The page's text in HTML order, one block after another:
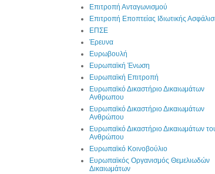
Επιτροπή Ανταγωνισμού
Επιτροπή Εποπτείας Ιδιωτικής
ΕΠΣΕ
Έρευνα
Ευρωβουλή
Ευρωπαϊκή Ένωση
Ευρωπαϊκή Επιτροπή
Ευρωπαϊκό Δικαστήριο Δικαιωμάτων
Ανθρωπου
Ευρωπαϊκό Δικαστήριο Δικαιωμάτων
Ανθρώπου
Ευρωπαϊκό Δικαστήριο Δικαιωμάτων
Ανθρώπου
Ευρωπαϊκό Κοινοβούλιο
Ευρωπαϊκός Οργανισμός Θεμελιωδών
Δικαιωμάτων